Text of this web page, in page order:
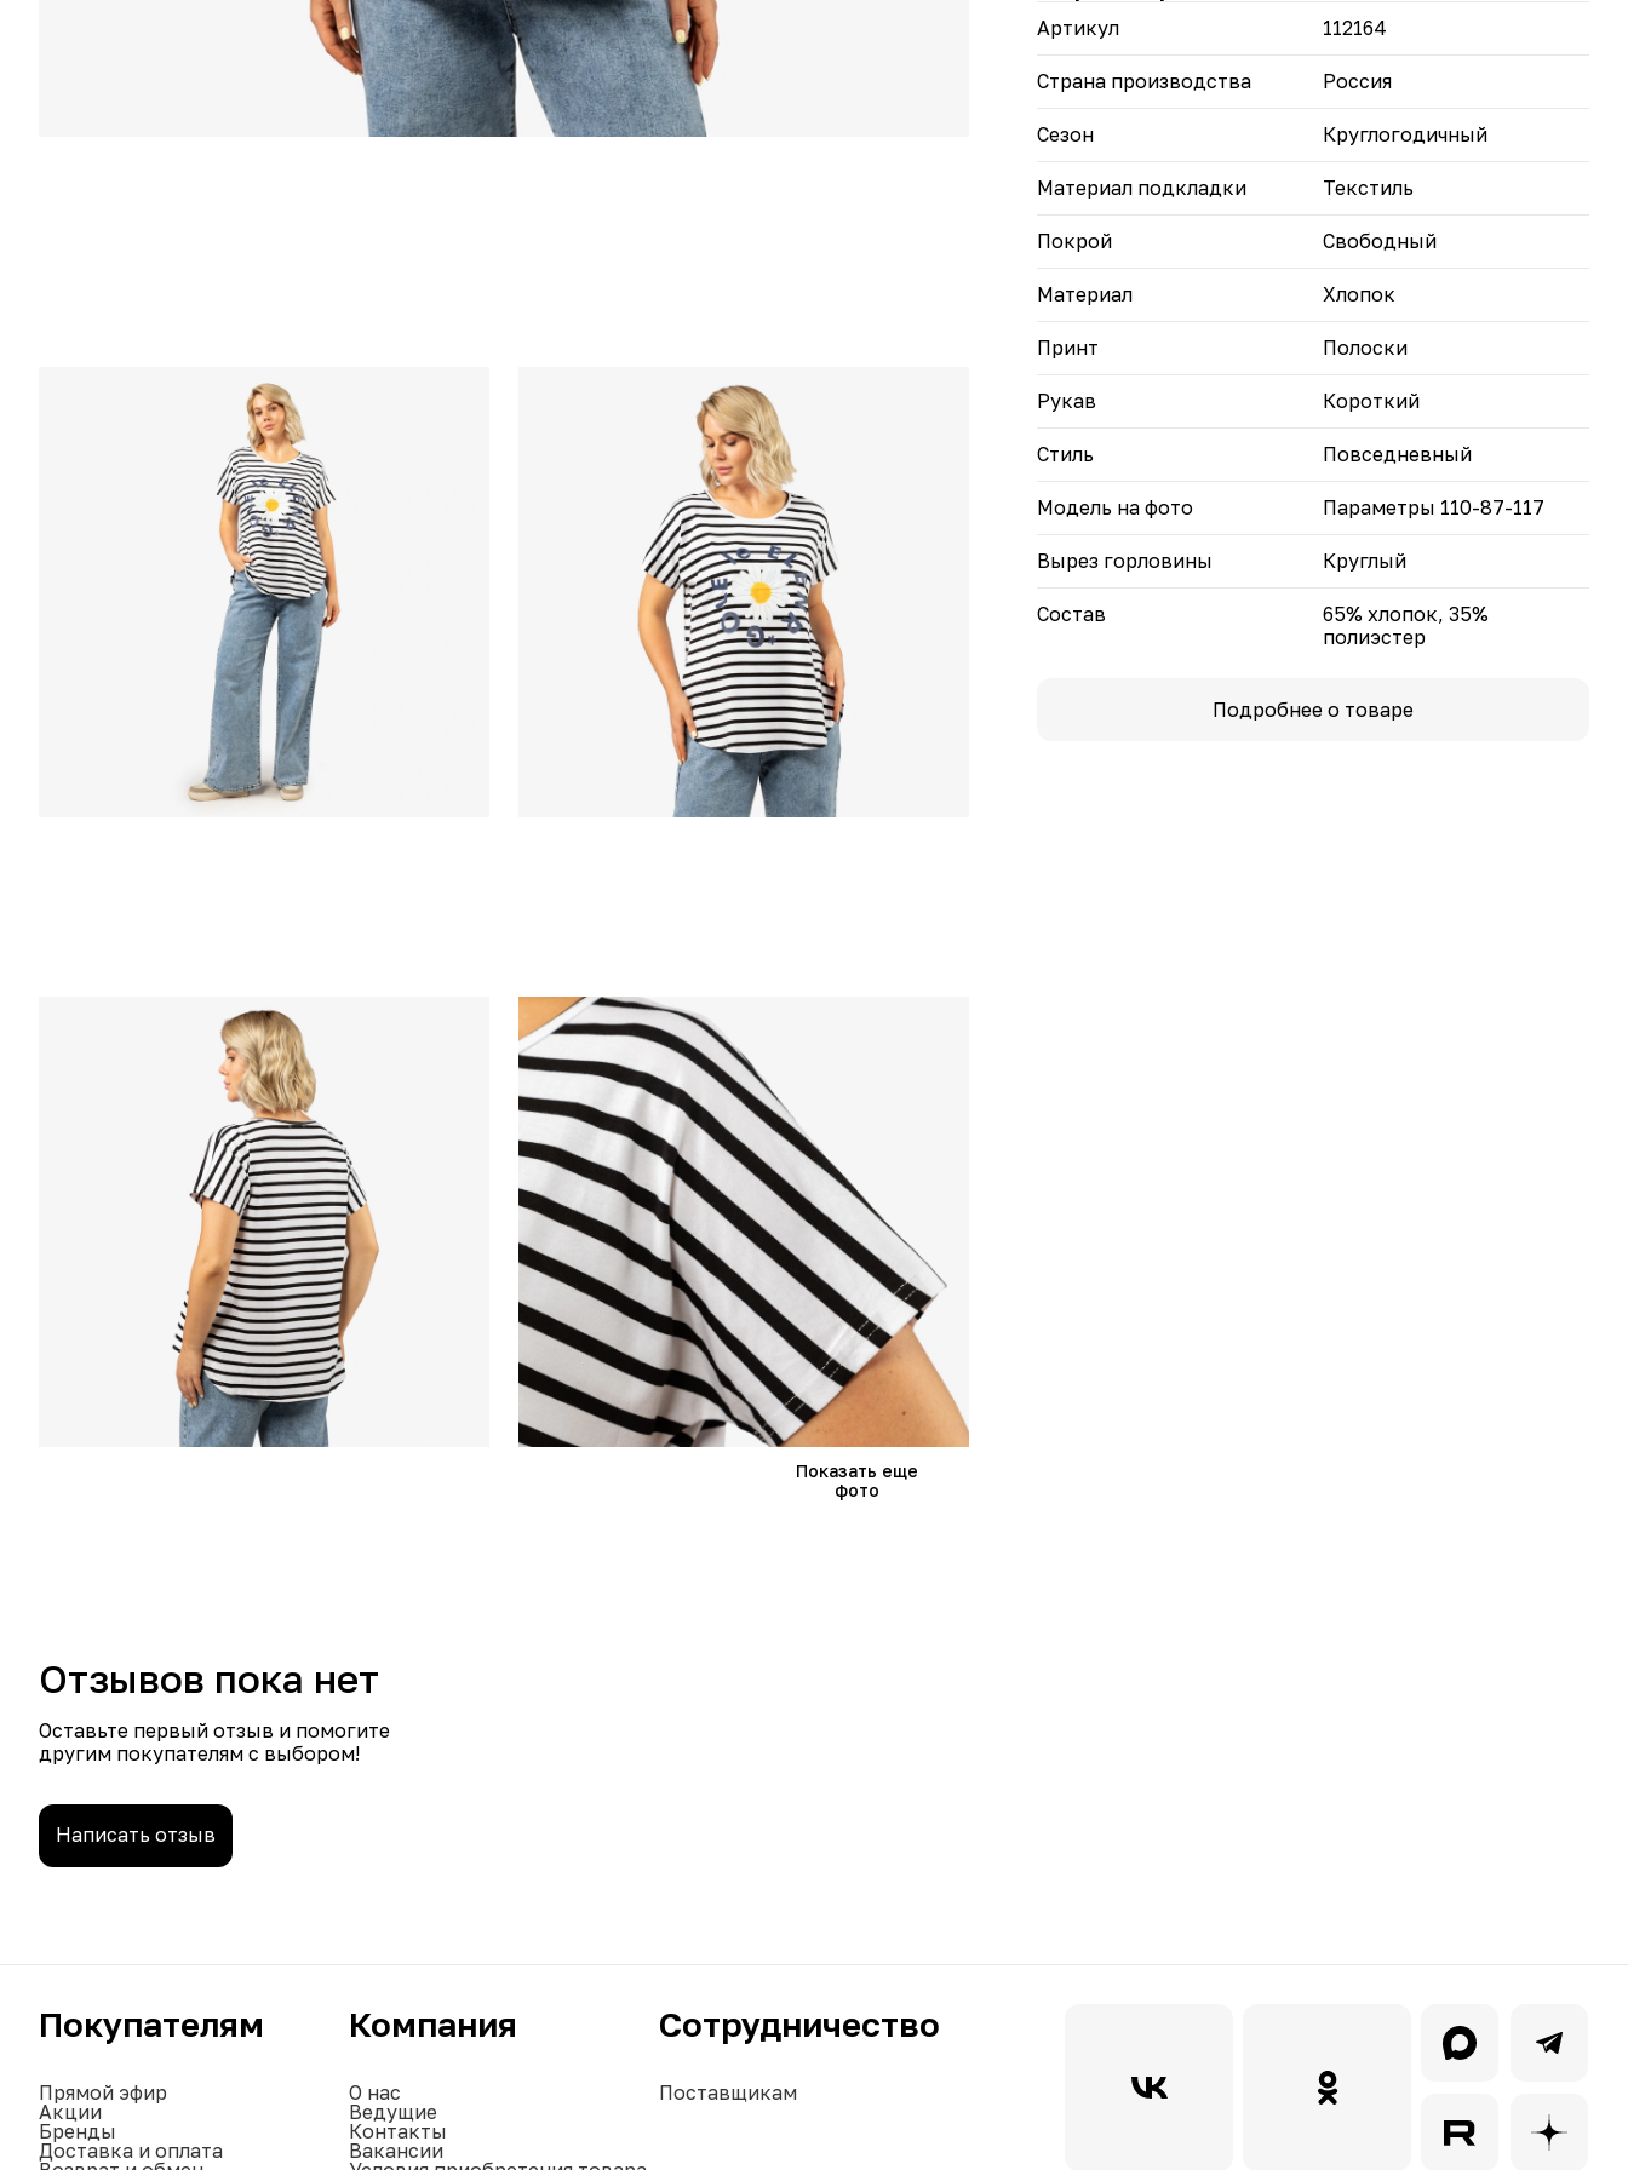
Показать еще
фото
добавляет изюминку и поднимает настроение.
• Классические полосы — универсальный фон, который
гардероба.
обеспечивают свободу движений.
• Круглый вырез — лаконичный и удобный,
расслабленного дня дома.
Артикул 112164
Страна производства Россия
Сезон Круглогодичный
Материал подкладки Текстиль
Покрой Свободный
Материал Хлопок
Принт Полоски
Рукав Короткий
Стиль Повседневный
Модель на фото Параметры 110-87-117
Вырез горловины Круглый
Состав
65% хлопок, 35%
полиэстер
Подробнее о товаре
Отзывов пока нет
Оставьте первый отзыв и помогите
другим покупателям с выбором!
Написать отзыв
Покупателям
Прямой эфир
Акции
Бренды
Доставка и оплата
Компания
О нас
Ведущие
Контакты
Вакансии
Сотрудничество
Поставщикам